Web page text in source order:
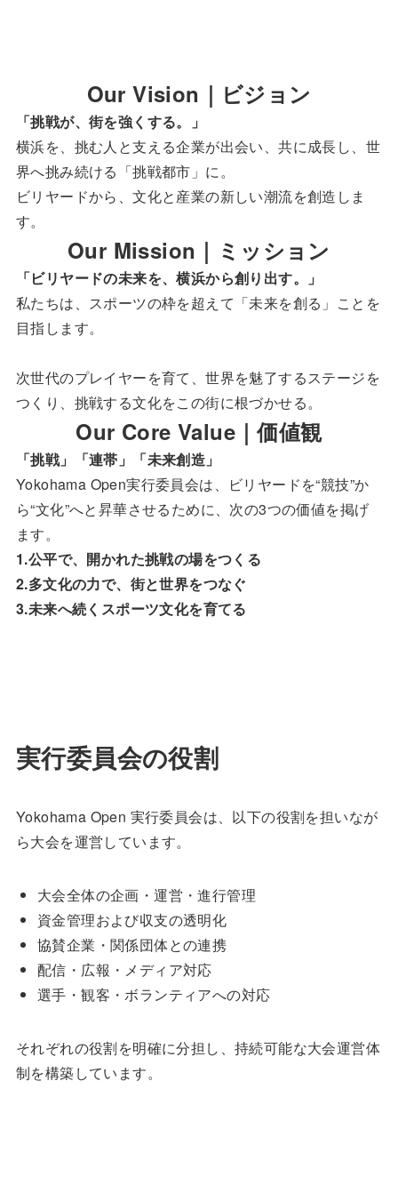
Our Vision｜ビジョン
「挑戦が、街を強くする。」
横浜を、挑む人と支える企業が出会い、共に成長し、世
界へ挑み続ける「挑戦都市」に。
ビリヤードから、文化と産業の新しい潮流を創造しま
す。
Our Mission｜ミッション
「ビリヤードの未来を、横浜から創り出す。」
私たちは、スポーツの枠を超えて「未来を創る」ことを
目指します。
次世代のプレイヤーを育て、世界を魅了するステージを
つくり、挑戦する文化をこの街に根づかせる。
Our Core Value｜価値観
「挑戦」「連帯」「未来創造」
Yokohama Open実行委員会は、ビリヤードを“競技”か
ら“文化”へと昇華させるために、次の3つの価値を掲げ
ます。
1.公平で、開かれた挑戦の場をつくる
2.多文化の力で、街と世界をつなぐ
3.未来へ続くスポーツ文化を育てる
実行委員会の役割
Yokohama Open 実行委員会は、以下の役割を担いなが
ら大会を運営しています。
大会全体の企画・運営・進行管理
資金管理および収支の透明化
協賛企業・関係団体との連携
配信・広報・メディア対応
選手・観客・ボランティアへの対応
それぞれの役割を明確に分担し、持続可能な大会運営体
制を構築しています。